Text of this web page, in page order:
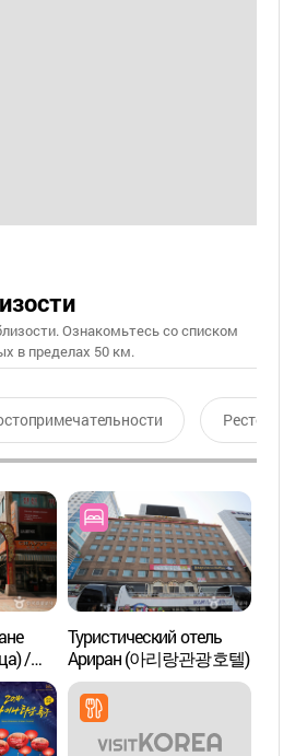
Ознакомьтесь со списком
в пределах 50 км.
Ресторан
/
구
Туристический отель
Ариран (아리랑관광호텔)